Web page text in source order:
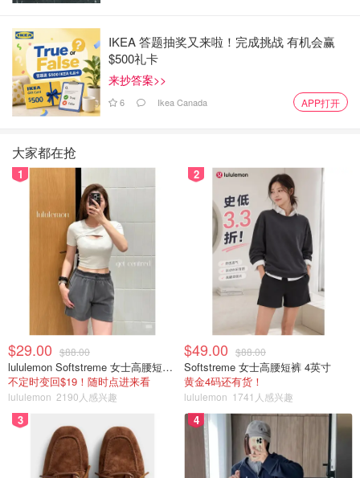
2、粉类和白糖(25g)混合过筛。
IKEA 答题抽奖又来啦！完成挑战 有机会赢
$500礼卡
来抄答案>>
6 Ikea Canada APP打开
大家都在抢
1
$29.00 $88.00
lululemon Softstreme 女士高腰短裤 10cm
不定时变回$19！随时点进来看
lululemon 2190人感兴趣
2
$49.00 $88.00
Softstreme 女士高腰短裤 4英寸
黄金4码还有货！
lululemon 1741人感兴趣
3 4